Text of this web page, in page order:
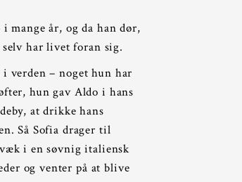
mange år, og da han dør,
har livet foran sig.
verden – noget hun har
hun gav Aldo i hans
at drikke hans
Så Sofia drager til
i en søvnig italiensk
og venter på at blive